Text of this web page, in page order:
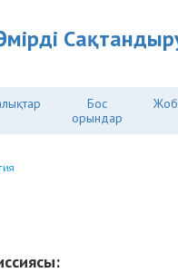
Бос
орындар